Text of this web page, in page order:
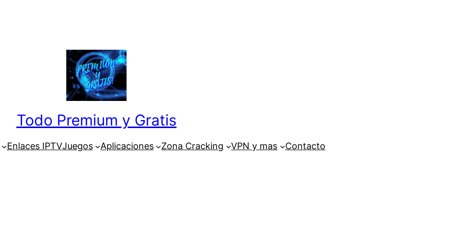
Todo Premium y Gratis
Enlaces IPTVJuegos Aplicaciones Zona Cracking VPN y mas Contacto